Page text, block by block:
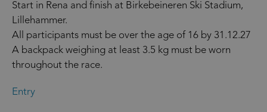
Start in Rena and finish at Birkebeineren Ski Stadium,
Lillehammer.
All participants must be over the age of 16 by 31.12.27
A backpack weighing at least 3.5 kg must be worn
throughout the race.
Entry